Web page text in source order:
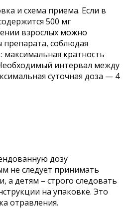
и схема приема. Если в
500 мг
взрослых можно
соблюдая
максимальная кратность
интервал между
суточная доза — 4
дозу
не следует принимать
а детям – строго следовать
на упаковке. Это
отравления.